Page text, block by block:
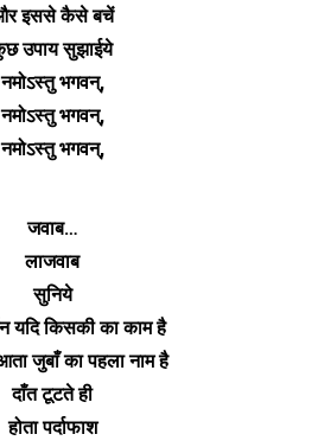
इससे कैसे बचें
उपाय सुझाईये
नमोऽस्तु भगवन्,
नमोऽस्तु भगवन्,
नमोऽस्तु भगवन्,
जवाब…
लाजवाब
सुनिये
यदि किसकी का काम है
जुबाँ का पहला नाम है
दाँत टूटते ही
होता पर्दाफाश